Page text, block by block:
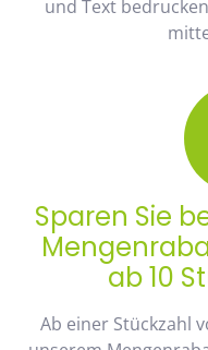
und Text
Sparen Sie
ab 10
Ab einer Stückzahl